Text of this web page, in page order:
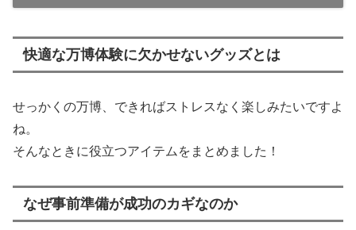
快適な万博体験に欠かせないグッズとは
せっかくの万博、できればストレスなく楽しみたいですよ
ね。
そんなときに役立つアイテムをまとめました！
なぜ事前準備が成功のカギなのか